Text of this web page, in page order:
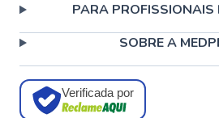
PARA PROFISSIONAIS
SOBRE A
Verificada por